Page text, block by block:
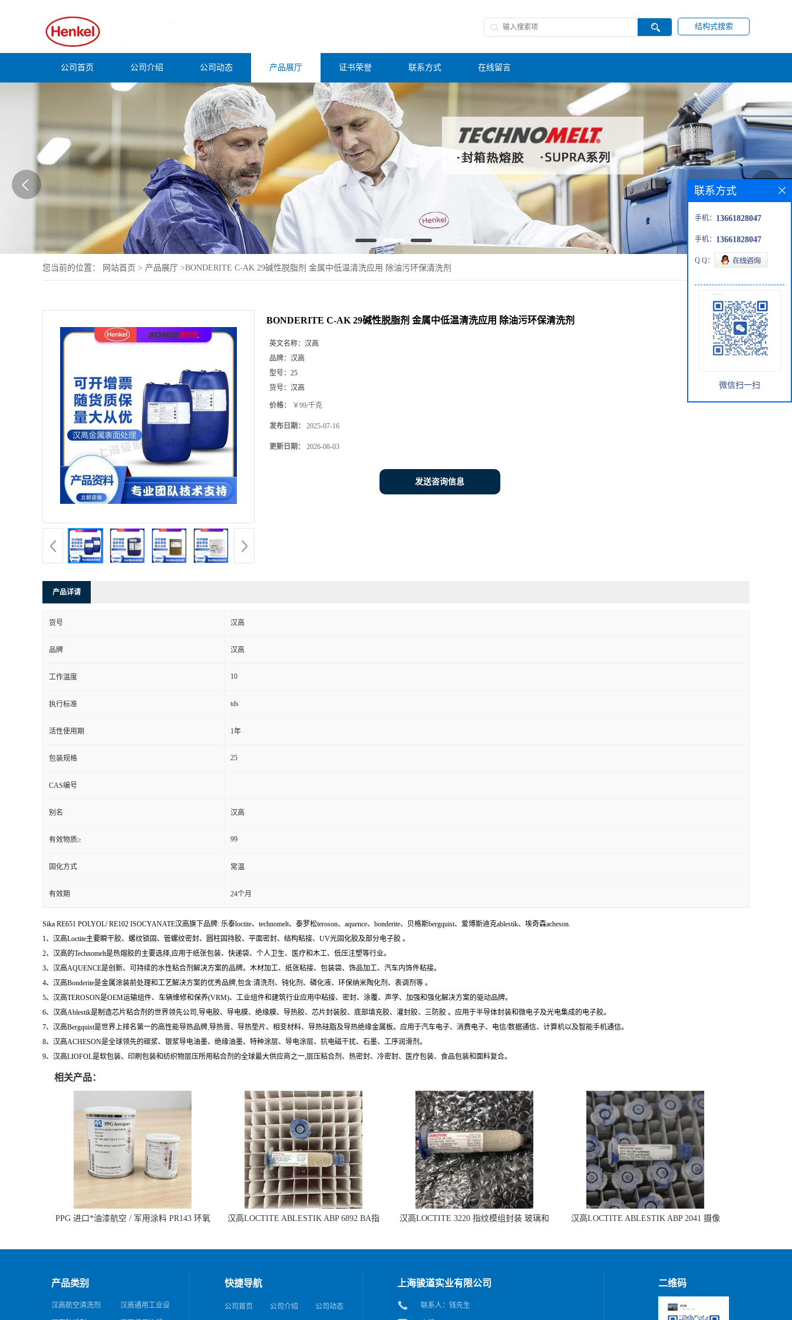
结构式搜索
公司首页 公司介绍 公司动态 产品展厅 证书荣誉 联系方式 在线留言
您当前的位置： 网站首页 > 产品展厅 >BONDERITE C-AK 29碱性脱脂剂 金属中低温清洗应用 除油污环保清洗剂
BONDERITE C-AK 29碱性脱脂剂 金属中低温清洗应用 除油污环保清洗剂
英文名称： 汉高
品牌： 汉高
型号： 25
货号： 汉高
价格： ￥99/千克
发布日期： 2025-07-16
更新日期： 2026-08-03
发送咨询信息
产品详请
货号 汉高
品牌 汉高
工作温度 10
执行标准 tds
活性使用期 1年
包装规格 25
CAS编号
别名 汉高
有效物质≥ 99
固化方式 常温
有效期 24个月
Sika RE651 POLYOL/ RE102 ISOCYANATE汉高旗下品牌: 乐泰loctite、technomelt、泰罗松teroson、aquence、bonderite、贝格斯bergquist、爱博斯迪克ablestik、埃奇森acheson.
1、汉高Loctite主要瞬干胶、螺纹锁固、管螺纹密封、圆柱固持胶、平面密封、结构粘接、UV光固化胶及部分电子胶 。
2、汉高的Technomelt是热熔胶的主要选择,应用于纸张包装、快递袋、个人卫生、医疗和木工、低压注塑等行业。
3、汉高AQUENCE是创新、可持续的水性粘合剂解决方案的品牌。木材加工、纸张粘接、包装袋、饰品加工、汽车内饰件粘接。
4、汉高Bonderite是金属涂装前处理和工艺解决方案的优秀品牌,包含:清洗剂、钝化剂、磷化液、环保纳米陶化剂、表调剂等 。
5、汉高TEROSON是OEM运输组件、车辆维修和保养(VRM)、工业组件和建筑行业应用中粘接、密封、涂覆、声学、加强和强化解决方案的驱动品牌。
6、汉高Ablestik是制造芯片粘合剂的世界领先公司,导电胶、导电膜、绝缘膜、导热胶、芯片封装胶、底部填充胶、灌封胶、三防胶 。应用于半导体封装和微电子及光电集成的电子胶。
7、汉高Bergquist是世界上排名第一的高性能导热品牌,导热膏、导热垫片、相变材料、导热硅脂及导热绝缘金属板。应用于汽车电子、消费电子、电信/数据通信、计算机以及智能手机通信。
8、汉高ACHESON是全球领先的碳浆、银浆导电油墨、绝缘油墨、特种涂层、导电涂层、抗电磁干扰、石墨、工序润滑剂。
9、汉高LIOFOL是软包装、印刷包装和纺织物层压所用粘合剂的全球最大供应商之一,层压粘合剂、热密封、冷密封、医疗包装、食品包装和面料复合。
相关产品：
PPG 进口*油漆航空 / 军用涂料 PR143 环氧
汉高LOCTITE ABLESTIK ABP 6892 BA指
汉高LOCTITE 3220 指纹模组封装 玻璃和
汉高LOCTITE ABLESTIK ABP 2041 摄像
联系方式
手机： 13661828047
手机： 13661828047
Q Q：
微信扫一扫
产品类别
汉高航空清洗剂 汉高通用工业设
快捷导航
公司首页 公司介绍 公司动态
上海骏道实业有限公司
联系人：钱先生
二维码